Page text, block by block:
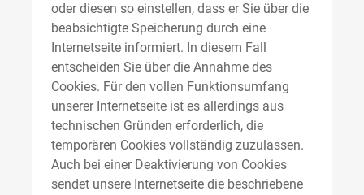
oder diesen so einstellen, dass er Sie über die
beabsichtigte Speicherung durch eine
Internetseite informiert. In diesem Fall
entscheiden Sie über die Annahme des
Cookies. Für den vollen Funktionsumfang
unserer Internetseite ist es allerdings aus
technischen Gründen erforderlich, die
temporären Cookies vollständig zuzulassen.
Auch bei einer Deaktivierung von Cookies
sendet unsere Internetseite die beschriebene